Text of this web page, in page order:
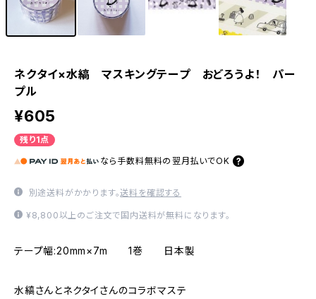
ネクタイ×水縞 マスキングテープ おどろうよ！ パー
プル
¥605
残り1点
なら 手数料無料の 翌月払いでOK
別途送料がかかります。送料を確認する
¥8,800以上のご注文で国内送料が無料になります。
テープ幅:20mm×7m 1巻 日本製
水縞さんとネクタイさんのコラボマステ